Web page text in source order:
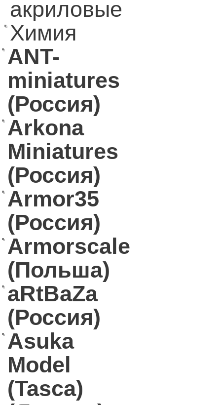
акриловые
Химия
ANT-
miniatures
(Россия)
Arkona
Miniatures
(Россия)
Armor35
(Россия)
Armorscale
(Польша)
aRtBaZa
(Россия)
Asuka
Model
(Tasca)